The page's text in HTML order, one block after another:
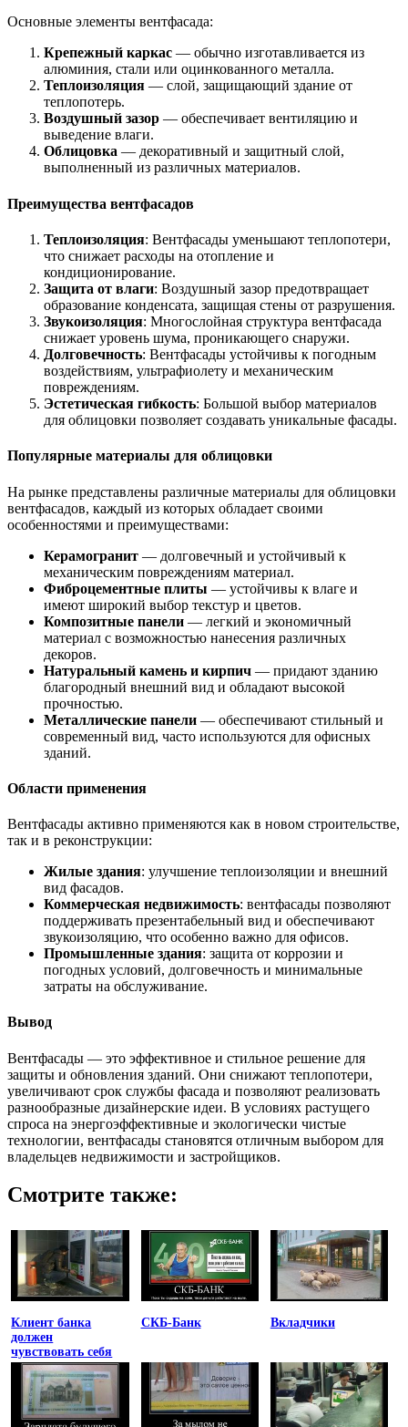
Основные элементы вентфасада:
Крепежный каркас — обычно изготавливается из
алюминия, стали или оцинкованного металла.
Теплоизоляция — слой, защищающий здание от
теплопотерь.
Воздушный зазор — обеспечивает вентиляцию и
выведение влаги.
Облицовка — декоративный и защитный слой,
выполненный из различных материалов.
Преимущества вентфасадов
Теплоизоляция: Вентфасады уменьшают теплопотери,
что снижает расходы на отопление и
кондиционирование.
Защита от влаги: Воздушный зазор предотвращает
образование конденсата, защищая стены от разрушения.
Звукоизоляция: Многослойная структура вентфасада
снижает уровень шума, проникающего снаружи.
Долговечность: Вентфасады устойчивы к погодным
воздействиям, ультрафиолету и механическим
повреждениям.
Эстетическая гибкость: Большой выбор материалов
для облицовки позволяет создавать уникальные фасады.
Популярные материалы для облицовки
На рынке представлены различные материалы для облицовки
вентфасадов, каждый из которых обладает своими
особенностями и преимуществами:
Керамогранит — долговечный и устойчивый к
механическим повреждениям материал.
Фиброцементные плиты — устойчивы к влаге и
имеют широкий выбор текстур и цветов.
Композитные панели — легкий и экономичный
материал с возможностью нанесения различных
декоров.
Натуральный камень и кирпич — придают зданию
благородный внешний вид и обладают высокой
прочностью.
Металлические панели — обеспечивают стильный и
современный вид, часто используются для офисных
зданий.
Области применения
Вентфасады активно применяются как в новом строительстве,
так и в реконструкции:
Жилые здания: улучшение теплоизоляции и внешний
вид фасадов.
Коммерческая недвижимость: вентфасады позволяют
поддерживать презентабельный вид и обеспечивают
звукоизоляцию, что особенно важно для офисов.
Промышленные здания: защита от коррозии и
погодных условий, долговечность и минимальные
затраты на обслуживание.
Вывод
Вентфасады — это эффективное и стильное решение для
защиты и обновления зданий. Они снижают теплопотери,
увеличивают срок службы фасада и позволяют реализовать
разнообразные дизайнерские идеи. В условиях растущего
спроса на энергоэффективные и экологически чистые
технологии, вентфасады становятся отличным выбором для
владельцев недвижимости и застройщиков.
Смотрите также:
Клиент банка
должен
чувствовать себя
униженным
СКБ-Банк Вкладчики